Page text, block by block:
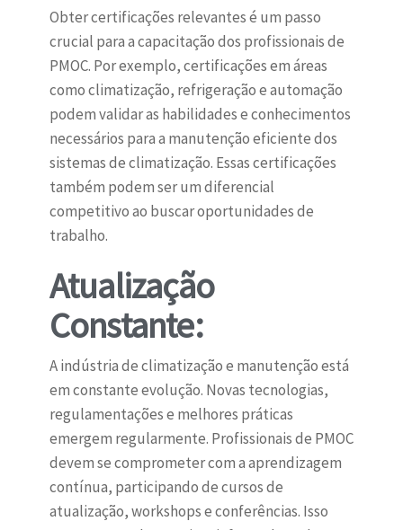
Obter certificações relevantes é um passo
crucial para a capacitação dos profissionais de
PMOC. Por exemplo, certificações em áreas
como climatização, refrigeração e automação
podem validar as habilidades e conhecimentos
necessários para a manutenção eficiente dos
sistemas de climatização. Essas certificações
também podem ser um diferencial
competitivo ao buscar oportunidades de
trabalho.
Atualização
Constante:
A indústria de climatização e manutenção está
em constante evolução. Novas tecnologias,
regulamentações e melhores práticas
emergem regularmente. Profissionais de PMOC
devem se comprometer com a aprendizagem
contínua, participando de cursos de
atualização, workshops e conferências. Isso